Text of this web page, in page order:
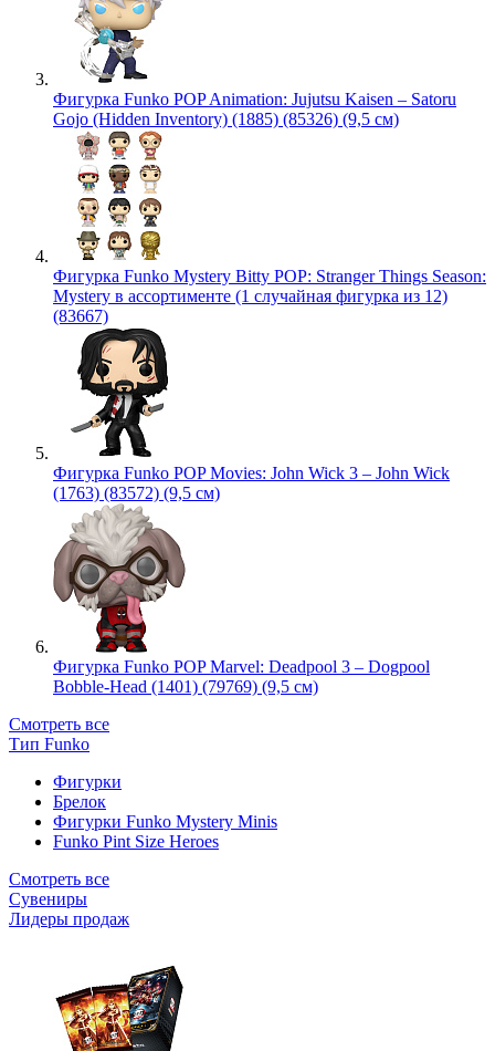
Фигурка Funko POP Animation: Jujutsu Kaisen – Satoru
Gojo (Hidden Inventory) (1885) (85326) (9,5 см)
Фигурка Funko Mystery Bitty POP: Stranger Things Season:
Mystery в ассортименте (1 случайная фигурка из 12)
(83667)
Фигурка Funko POP Movies: John Wick 3 – John Wick
(1763) (83572) (9,5 см)
Фигурка Funko POP Marvel: Deadpool 3 – Dogpool
Bobble-Head (1401) (79769) (9,5 см)
Смотреть все
Тип Funko
Фигурки
Брелок
Фигурки Funko Mystery Minis
Funko Pint Size Heroes
Смотреть все
Сувениры
Лидеры продаж